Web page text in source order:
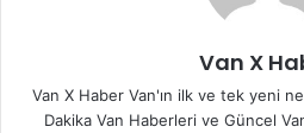
Van X
Van X Haber Van'ın ilk ve tek yeni
Dakika Van Haberleri ve Güncel